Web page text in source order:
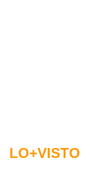
LO+VISTO